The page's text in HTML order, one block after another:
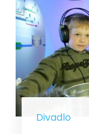
Divadlo